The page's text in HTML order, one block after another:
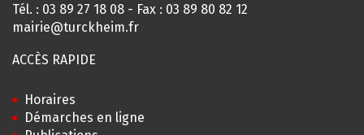
Tél. : 03 89 27 18 08 - Fax : 03 89 80 82 12
mairie@turckheim.fr
ACCÈS RAPIDE
Horaires
Démarches en ligne